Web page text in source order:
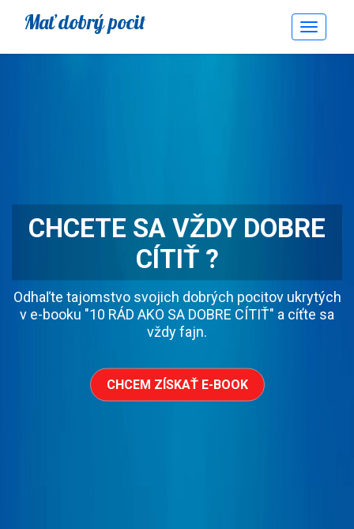
CHCETE SA VŽDY DOBRE
CÍTIŤ ?
Odhaľte tajomstvo svojich dobrých pocitov ukrytých
v e-booku "10 RÁD AKO SA DOBRE CÍTIŤ" a cíťte sa
vždy fajn.
CHCEM ZÍSKAŤ E-BOOK
Mať dobrý pocit
Toggle